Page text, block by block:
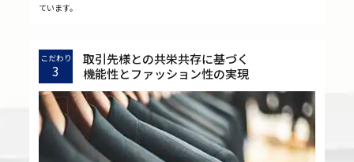
ています。
こだわり
3
取引先様との共栄共存に基づく
機能性とファッション性の実現